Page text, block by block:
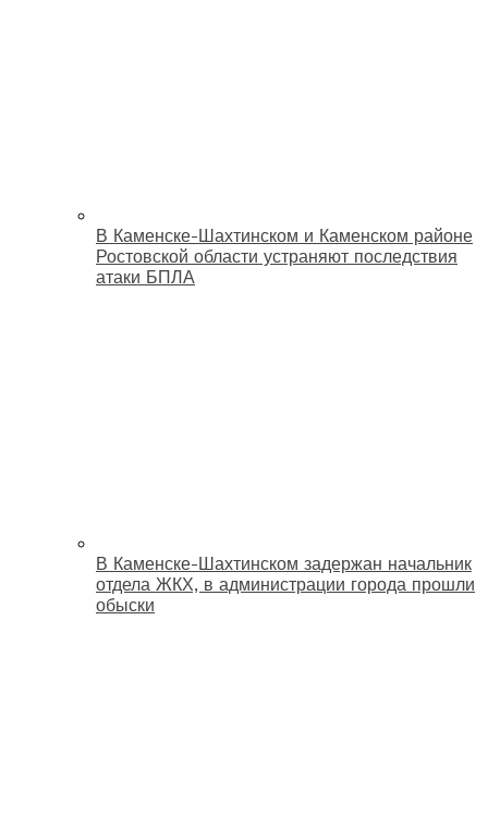
В Каменске-Шахтинском и Каменском районе
Ростовской области устраняют последствия
атаки БПЛА
В Каменске-Шахтинском задержан начальник
отдела ЖКХ, в администрации города прошли
обыски